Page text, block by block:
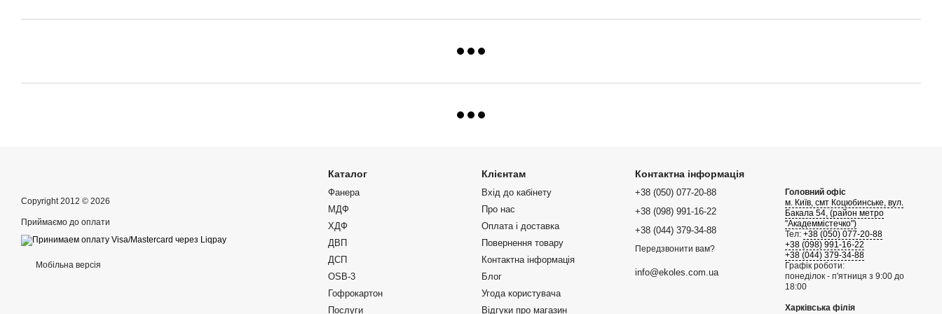
Copyright 2012 © 2026
Приймаємо до оплати
Мобільна версія
Каталог
Фанера
МДФ
ХДФ
ДВП
ДСП
OSB-3
Гофрокартон
Послуги
Клієнтам
Вхід до кабінету
Про нас
Оплата і доставка
Повернення товару
Контактна інформація
Блог
Угода користувача
Відгуки про магазин
Контактна інформація
+38 (050) 077-20-88
+38 (098) 991-16-22
+38 (044) 379-34-88
Передзвонити вам?
info@ekoles.com.ua
Головний офіс
м. Київ, смт Коцюбинське, вул.
Бакала 54, (район метро
"Академмістечко")
Тел: +38 (050) 077-20-88
+38 (098) 991-16-22
+38 (044) 379-34-88
Графік роботи:
понеділок - п'ятниця з 9:00 до
18:00
Харківська філія